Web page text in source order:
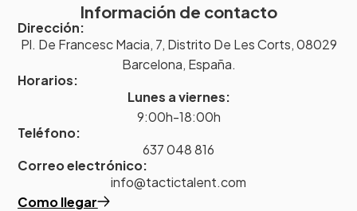
Información de contacto
Dirección:
Pl. De Francesc Macia, 7, Distrito De Les Corts, 08029
Barcelona, España.
Horarios:
Lunes a viernes:
9:00h-18:00h
Teléfono:
637 048 816
Correo electrónico:
info@tactictalent.com
Como llegar